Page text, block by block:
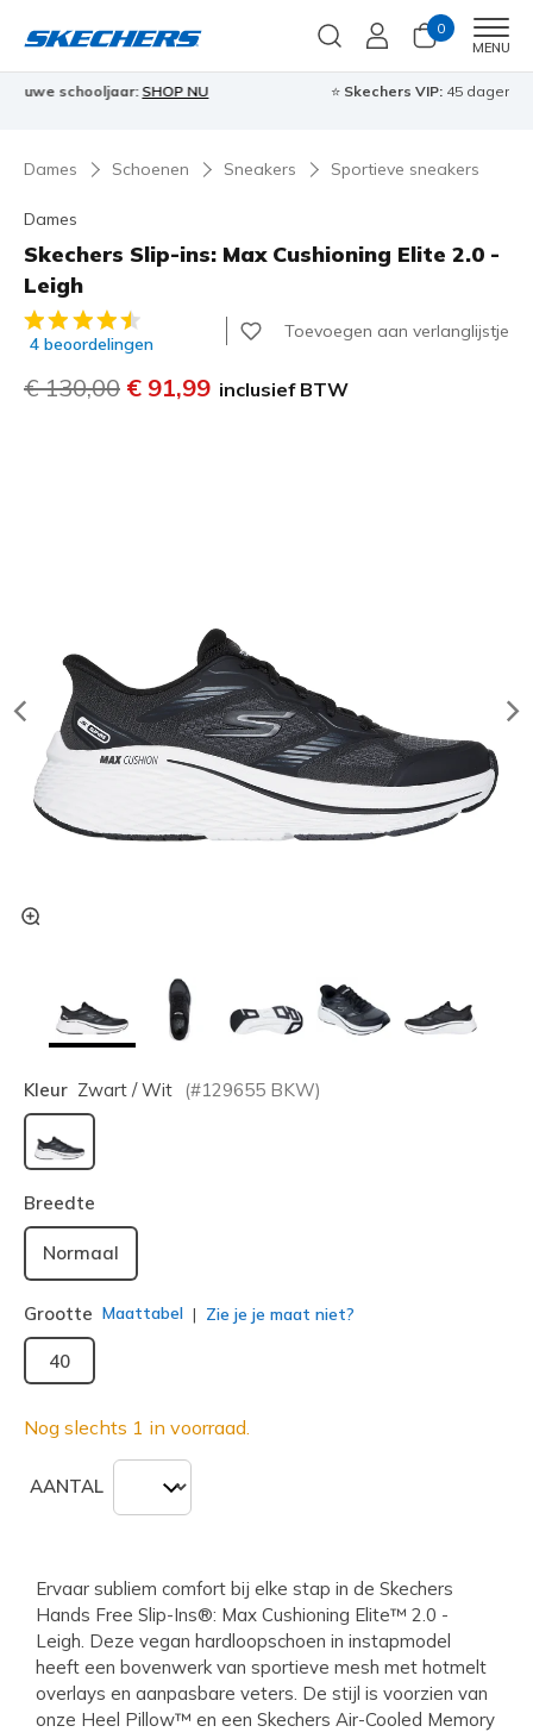
0
MENU
⭐Skechers VIP:45 dagen retourrecht voor ledenMeld je aan⭐
Dames Schoenen Sneakers Sportieve sneakers
Dames
Skechers Slip-ins: Max Cushioning Elite 2.0 -
Leigh
5 van de 5 klantbeoordelingen
4 beoordelingen
Toevoegen aan verlanglijstje
Prijs verlaagd van
€ 130,00 naar
€ 91,99 inclusief BTW
Kleur Zwart / Wit (#129655 BKW)
geselecteerd
Breedte
Normaal
Grootte Maattabel Zie je je maat niet?
40
Nog slechts 1 in voorraad.
AANTAL
Ervaar subliem comfort bij elke stap in de Skechers
Hands Free Slip-Ins®: Max Cushioning Elite™ 2.0 -
Leigh. Deze vegan hardloopschoen in instapmodel
heeft een bovenwerk van sportieve mesh met hotmelt
overlays en aanpasbare veters. De stijl is voorzien van
onze Heel Pillow™ en een Skechers Air-Cooled Memory